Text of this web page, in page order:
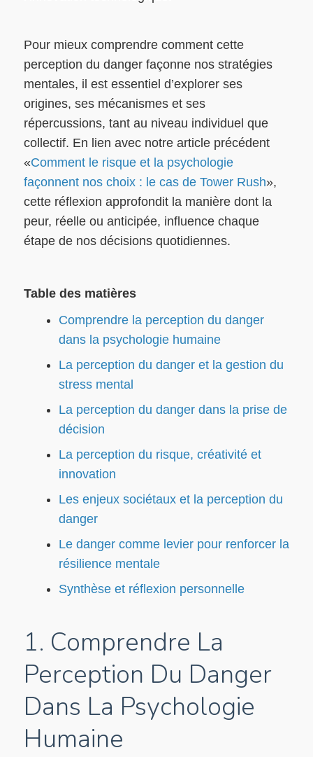
Pour mieux comprendre comment cette
perception du danger façonne nos stratégies
mentales, il est essentiel d’explorer ses
origines, ses mécanismes et ses
répercussions, tant au niveau individuel que
collectif. En lien avec notre article précédent
«Comment le risque et la psychologie
façonnent nos choix : le cas de Tower Rush»,
cette réflexion approfondit la manière dont la
peur, réelle ou anticipée, influence chaque
étape de nos décisions quotidiennes.
Table des matières
Comprendre la perception du danger
dans la psychologie humaine
La perception du danger et la gestion du
stress mental
La perception du danger dans la prise de
décision
La perception du risque, créativité et
innovation
Les enjeux sociétaux et la perception du
danger
Le danger comme levier pour renforcer la
résilience mentale
Synthèse et réflexion personnelle
1. Comprendre La
Perception Du Danger
Dans La Psychologie
Humaine